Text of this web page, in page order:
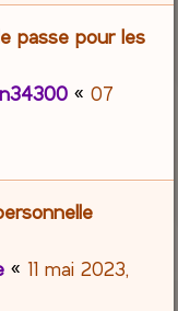
passe pour les
«07
« 11 mai 2023,